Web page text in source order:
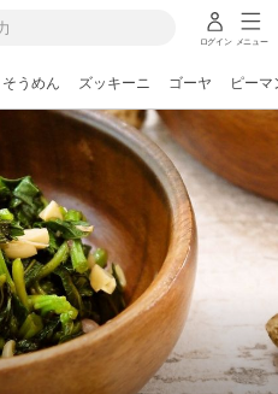
ログイン メニュー
そうめん ズッキーニ ゴーヤ ピーマ